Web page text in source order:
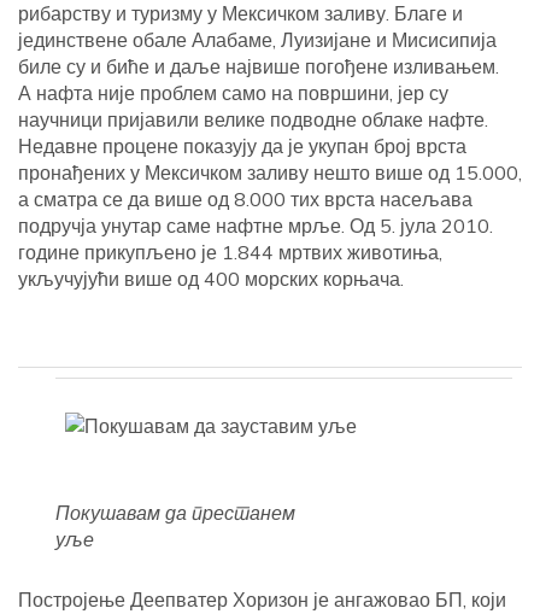
рибарству и туризму у Мексичком заливу. Благе и
јединствене обале Алабаме, Луизијане и Мисисипија
биле су и биће и даље највише погођене изливањем.
А нафта није проблем само на површини, јер су
научници пријавили велике подводне облаке нафте.
Недавне процене показују да је укупан број врста
пронађених у Мексичком заливу нешто више од 15.000,
а сматра се да више од 8.000 тих врста насељава
подручја унутар саме нафтне мрље. Од 5. јула 2010.
године прикупљено је 1.844 мртвих животиња,
укључујући више од 400 морских корњача.
Покушавам да престанем
уље
Постројење Деепватер Хоризон је ангажовао БП, који